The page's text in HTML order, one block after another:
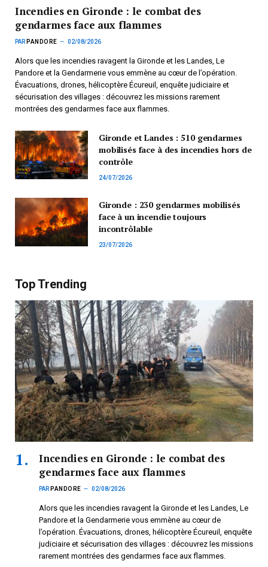
Incendies en Gironde : le combat des
gendarmes face aux flammes
PAR PANDORE 02/08/2026
Alors que les incendies ravagent la Gironde et les Landes, Le
Pandore et la Gendarmerie vous emmène au cœur de l’opération.
Évacuations, drones, hélicoptère Écureuil, enquête judiciaire et
sécurisation des villages : découvrez les missions rarement
montrées des gendarmes face aux flammes.
Gironde et Landes : 510 gendarmes
mobilisés face à des incendies hors de
contrôle
24/07/2026
Gironde : 230 gendarmes mobilisés
face à un incendie toujours
incontrôlable
23/07/2026
Top Trending
Incendies en Gironde : le combat des
gendarmes face aux flammes
PAR PANDORE 02/08/2026
Alors que les incendies ravagent la Gironde et les Landes, Le
Pandore et la Gendarmerie vous emmène au cœur de
l’opération. Évacuations, drones, hélicoptère Écureuil, enquête
judiciaire et sécurisation des villages : découvrez les missions
rarement montrées des gendarmes face aux flammes.